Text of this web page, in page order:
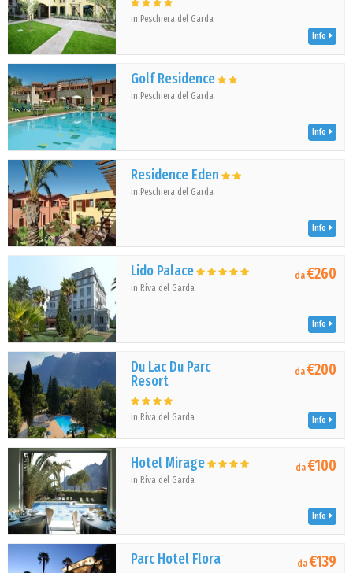
in Peschiera del Garda
Info
Golf Residence
in Peschiera del Garda
Info
Residence Eden
in Peschiera del Garda
Info
Lido Palace
in Riva del Garda
da€260
Info
Du Lac Du Parc
Resort
in Riva del Garda
da€200
Info
Hotel Mirage
in Riva del Garda
da€100
Info
Parc Hotel Flora da€139